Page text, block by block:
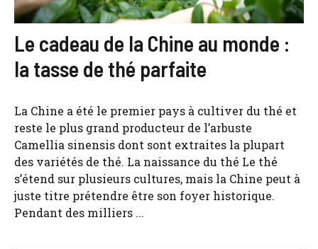
Le cadeau de la Chine au monde :
la tasse de thé parfaite
La Chine a été le premier pays à cultiver du thé et
reste le plus grand producteur de l’arbuste
Camellia sinensis dont sont extraites la plupart
des variétés de thé. La naissance du thé Le thé
s’étend sur plusieurs cultures, mais la Chine peut à
juste titre prétendre être son foyer historique.
Pendant des milliers ...